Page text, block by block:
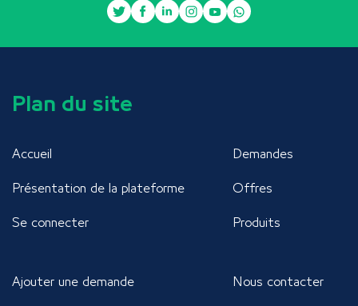
Plan du site
Accueil
Présentation de la plateforme
Se connecter
Demandes
Offres
Produits
Ajouter une demande Nous contacter